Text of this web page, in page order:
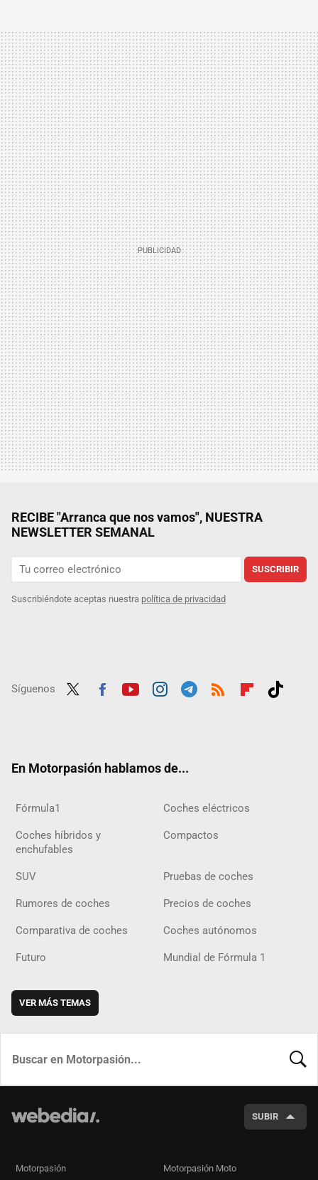
RECIBE "Arranca que nos vamos", NUESTRA
NEWSLETTER SEMANAL
SUSCRIBIR
Suscribiéndote aceptas nuestra política de privacidad
Síguenos
En Motorpasión hablamos de...
Fórmula1 Coches eléctricos
Coches híbridos y
enchufables
Compactos
SUV Pruebas de coches
Rumores de coches Precios de coches
Comparativa de coches Coches autónomos
Futuro Mundial de Fórmula 1
VER MÁS TEMAS
SUBIR
Motorpasión Motorpasión Moto